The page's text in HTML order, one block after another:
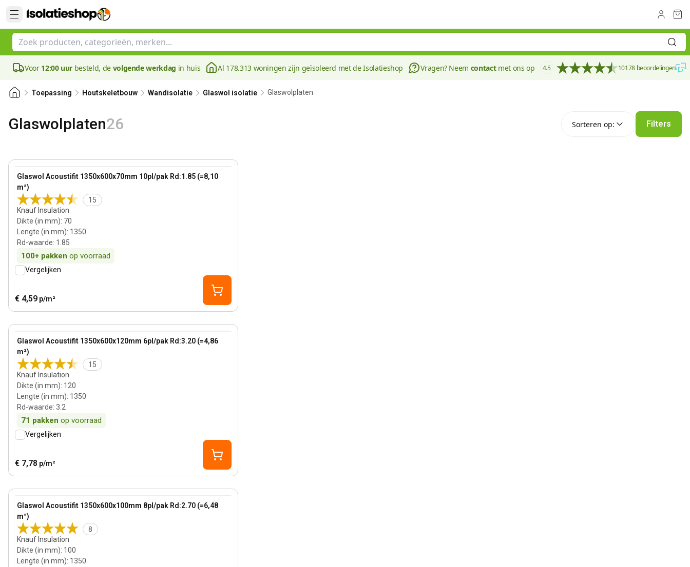
Voor 12:00 uur besteld, de volgende werkdag in huis Al 178.313 woningen zijn geïsoleerd met de Isolatieshop Vragen? Neem contactmet ons op 4.5 10178 beoordelingen
Toepassing Houtskeletbouw Wandisolatie Glaswol isolatie Glaswolplaten
Glaswolplaten26 Sorteren op: Filters
Glaswol Acoustifit 1350x600x70mm 10pl/pak Rd:1.85 (=8,10
m²)
15
Knauf Insulation
Dikte (in mm): 70
Lengte (in mm): 1350
Rd-waarde: 1.85
100+ pakken op voorraad
View product
Vergelijken
€ 4,59 p/m²
Glaswol Acoustifit 1350x600x120mm 6pl/pak Rd:3.20 (=4,86
m²)
15
Knauf Insulation
Dikte (in mm): 120
Lengte (in mm): 1350
Rd-waarde: 3.2
71 pakken op voorraad
View product
Vergelijken
€ 7,78 p/m²
Glaswol Acoustifit 1350x600x100mm 8pl/pak Rd:2.70 (=6,48
m²)
8
Knauf Insulation
Dikte (in mm): 100
Lengte (in mm): 1350
View product